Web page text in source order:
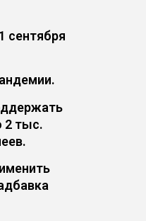
сентября
2 тыс.